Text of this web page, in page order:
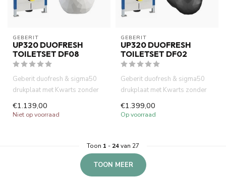
GEBERIT
UP320 DUOFRESH
TOILETSET DF08
Geberit duofresh & sigma50
drukplaat met Kwarts zonder
spoelrand wandcloset wit ...
€1.139,00
Niet op voorraad
GEBERIT
UP320 DUOFRESH
TOILETSET DF02
Geberit duofresh & sigma50
drukplaat met Kwarts zonder
spoelrand wandcloset mat ...
€1.399,00
Op voorraad
Toon 1 - 24van 27
TOON MEER